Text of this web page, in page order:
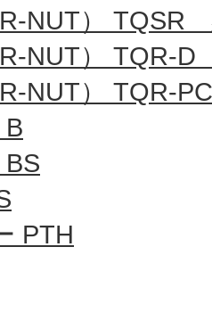
NUT） TQSR
NUT） TQR-
NUT） TQR-
PTH